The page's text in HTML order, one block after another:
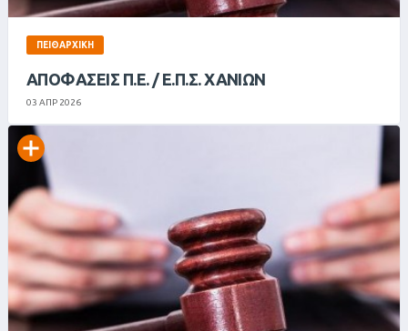
ΠΕΙΘΑΡΧΙΚΉ
ΑΠΟΦΑΣΕΙΣ Π.Ε. / Ε.Π.Σ. ΧΑΝΙΩΝ
03 ΑΠΡ 2026